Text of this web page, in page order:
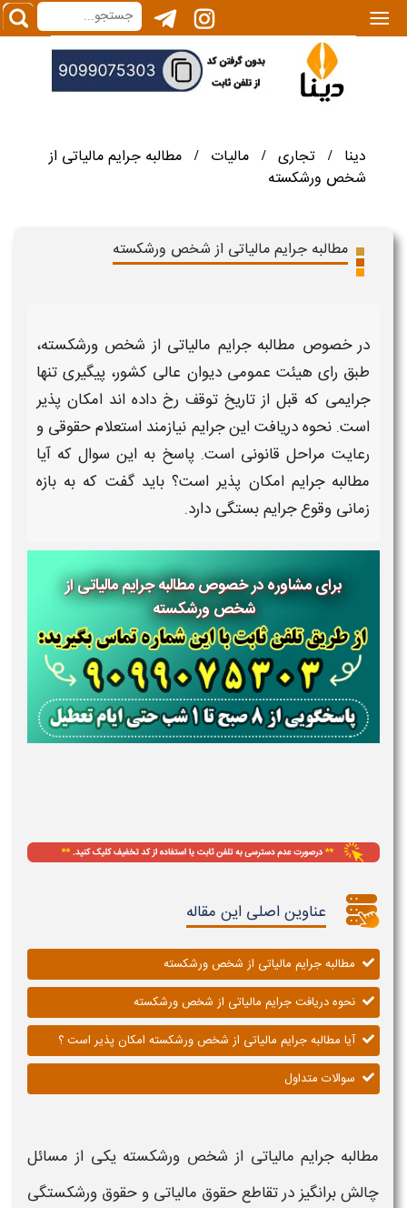
|||
دینا / تجاری / مالیات /
مطالبه جرایم مالیاتی از
شخص ورشکسته
مطالبه جرایم مالیاتی از شخص ورشکسته
در خصوص مطالبه جرایم مالیاتی از شخص ورشکسته،
طبق رای هیئت عمومی دیوان عالی کشور، پیگیری تنها
جرایمی که قبل از تاریخ توقف رخ داده اند امکان پذیر
است.نحوه دریافتاین جرایم نیازمند استعلام حقوقی و
رعایت مراحل قانونی است. پاسخ به این سوال که آیا
مطالبه جرایم امکان پذیر است؟ باید گفت که به بازه
زمانی وقوع جرایم بستگی دارد.
برای مشاوره در خصوص مطالبه جرایم مالیاتی از
شخص ورشکسته
عناوین اصلی این مقاله
مطالبه جرایم مالیاتی از شخص ورشکسته
نحوه دریافت جرایم مالیاتی از شخص ورشکسته
آیا مطالبه جرایم مالیاتی از شخص ورشکسته امکان پذیر است ؟
سوالات متداول
مطالبه جرایم مالیاتی از شخص ورشکسته یکی از مسائل
چالش برانگیز در تقاطع حقوق مالیاتی و حقوق ورشکستگی